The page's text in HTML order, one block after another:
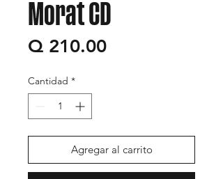
Morat CD
Q 210.00Precio
Cantidad *
Agregar al carrito